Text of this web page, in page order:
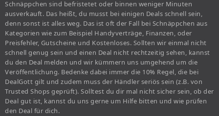
Schnäppchen sind befristetet oder binnen weniger Minuten
ausverkauft. Das heißt, du musst bei einigen Deals schnell sein,
denn sonst ist alles weg. Das ist oft der Fall bei Schnäppchen aus
Kategorien wie zum Beispiel Handyverträge, Finanzen, oder
Preisfehler, Gutscheine und Kostenloses. Sollten wir einmal nicht
schnell genug sein und einen Deal nicht rechtzeitig sehen, kannst
du den Deal melden und wir kümmern uns umgehend um die
Veröffentlichung. Bedenke dabei immer die 10% Regel, die bei
DealGott gilt und zudem muss der Händler seriös sein (z.B. von
Trusted Shops geprüft). Solltest du dir mal nicht sicher sein, ob der
Deal gut ist, kannst du uns gerne um Hilfe bitten und wie prüfen
den Deal für dich.